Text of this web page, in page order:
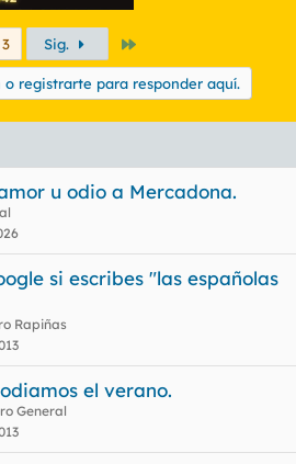
Sig.
o registrarte para responder aquí.
u odio a Mercadona.
si escribes "las españolas
Rapiñas
el verano.
General